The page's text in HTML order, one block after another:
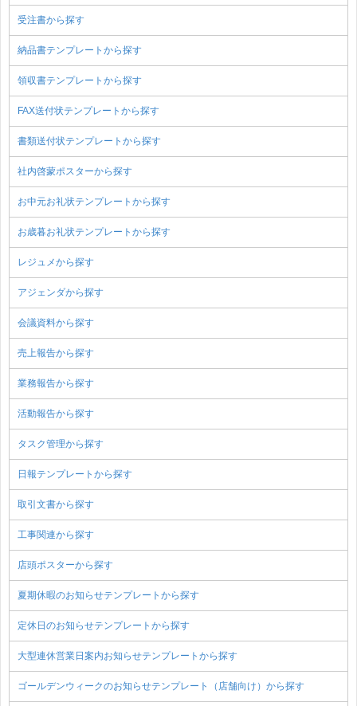
受注書から探す
納品書テンプレートから探す
領収書テンプレートから探す
FAX送付状テンプレートから探す
書類送付状テンプレートから探す
社内啓蒙ポスターから探す
お中元お礼状テンプレートから探す
お歳暮お礼状テンプレートから探す
レジュメから探す
アジェンダから探す
会議資料から探す
売上報告から探す
業務報告から探す
活動報告から探す
タスク管理から探す
日報テンプレートから探す
取引文書から探す
工事関連から探す
店頭ポスターから探す
夏期休暇のお知らせテンプレートから探す
定休日のお知らせテンプレートから探す
大型連休営業日案内お知らせテンプレートから探す
ゴールデンウィークのお知らせテンプレート（店舗向け）から探す